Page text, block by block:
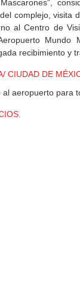
complejo, visita
al Centro de
recibimiento y
CIUDAD DE
al aeropuerto para